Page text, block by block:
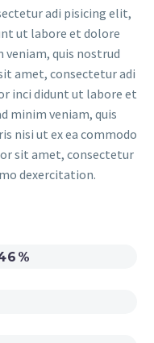
adi pisicing elit,
ut labore et dolore
veniam, quis nostrud
amet, consectetur adi
inci didunt ut labore et
minim veniam, quis
nisi ut ex ea commodo
sit amet, consectetur
dexercitation.